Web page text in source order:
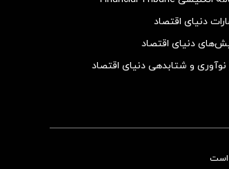
دنیای اقتصاد
دنیای اقتصاد
نوآوری و شتابدهی دنیای اقتصاد
است